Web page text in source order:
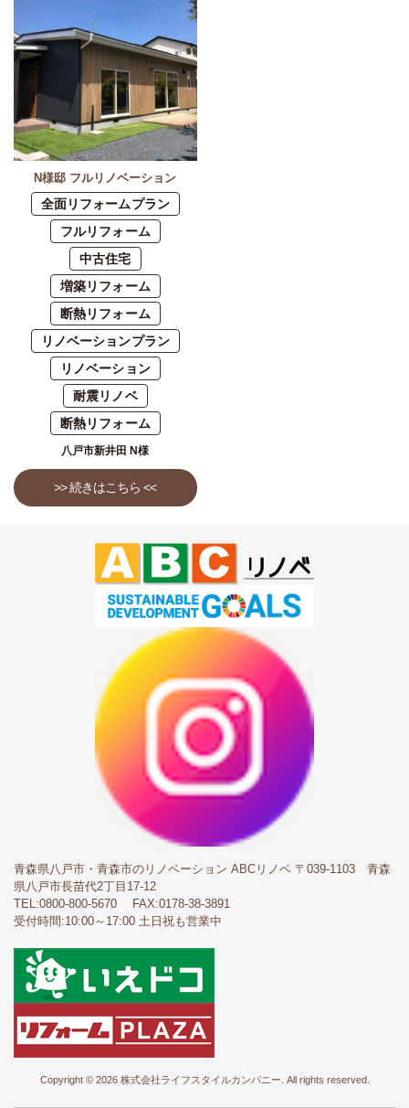
N様邸 フルリノベーション
全面リフォームプラン
フルリフォーム
中古住宅
増築リフォーム
断熱リフォーム
リノベーションプラン
リノベーション
耐震リノベ
断熱リフォーム
八戸市新井田 N様
>> 続きはこちら <<
青森県八戸市・青森市のリノベーション ABCリノベ 〒039-1103 青森
県八戸市長苗代2丁目17-12
TEL:0800-800-5670 FAX:0178-38-3891
受付時間:10:00～17:00 土日祝も営業中
Copyright © 2026 株式会社ライフスタイルカンパニー. All rights reserved.